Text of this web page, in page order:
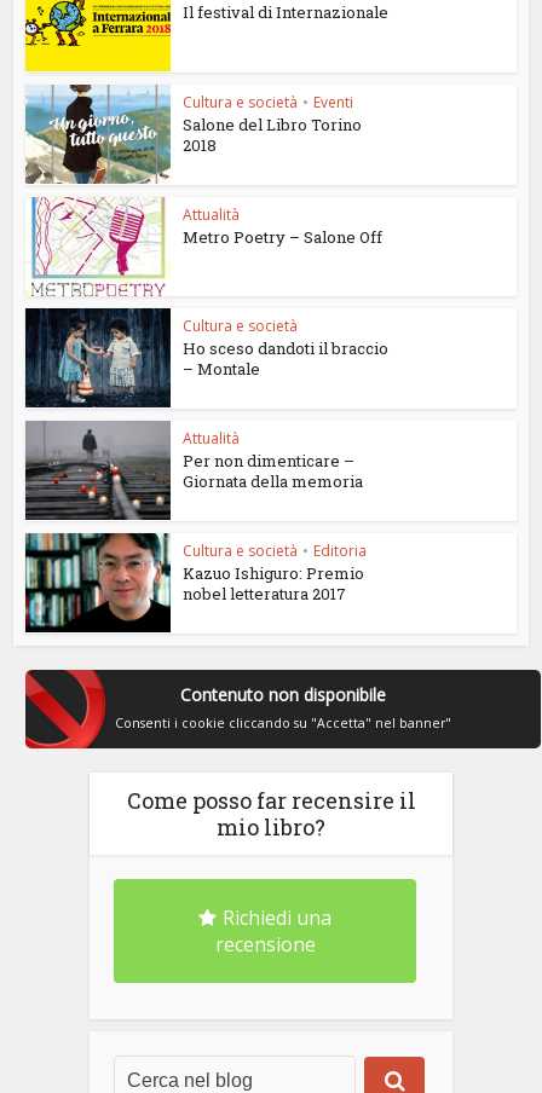
Il festival di Internazionale
Cultura e società • Eventi
Salone del Libro Torino
2018
Attualità
Metro Poetry – Salone Off
Cultura e società
Ho sceso dandoti il braccio
– Montale
Attualità
Per non dimenticare –
Giornata della memoria
Cultura e società • Editoria
Kazuo Ishiguro: Premio
nobel letteratura 2017
Contenuto non disponibile
Consenti i cookie cliccando su "Accetta" nel banner"
Come posso far recensire il
mio libro?
Richiedi una
recensione